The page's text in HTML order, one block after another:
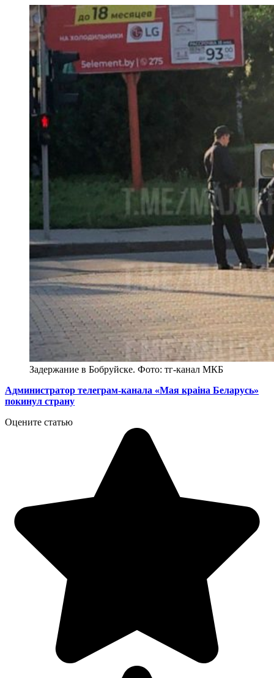
Задержание в Бобруйске. Фото: тг-канал МКБ
Администратор телеграм-канала «Мая краіна Беларусь»
покинул страну
Оцените статью